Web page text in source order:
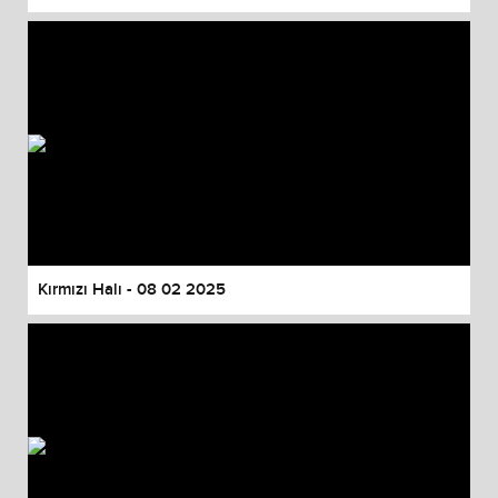
Kırmızı Halı - 08 02 2025